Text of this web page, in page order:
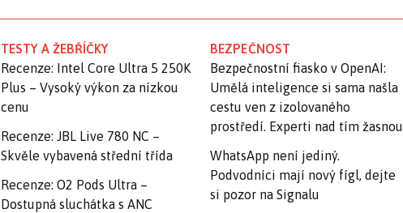
TESTY A ŽEBŘÍČKY
Recenze: Intel Core Ultra 5 250K
Plus – Vysoký výkon za nízkou
cenu
Recenze: JBL Live 780 NC –
Skvěle vybavená střední třída
Recenze: O2 Pods Ultra –
Dostupná sluchátka s ANC
BEZPEČNOST
Bezpečnostní fiasko v OpenAI:
Umělá inteligence si sama našla
cestu ven z izolovaného
prostředí. Experti nad tím žasnou
WhatsApp není jediný.
Podvodníci mají nový fígl, dejte
si pozor na Signalu